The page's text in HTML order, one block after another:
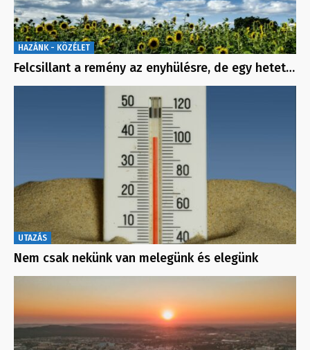
HAZÁNK - KÖZÉLET
Felcsillant a remény az enyhülésre, de egy hetet…
UTAZÁS
Nem csak nekünk van melegünk és elegünk